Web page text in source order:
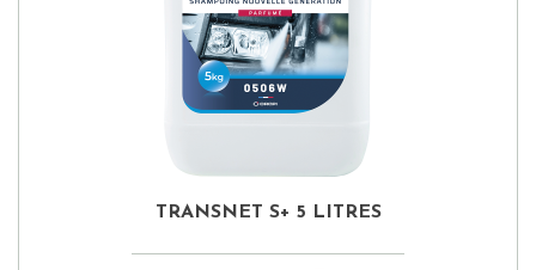
TRANSNET S+ 5 LITRES